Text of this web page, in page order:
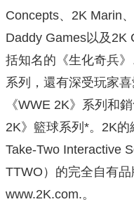
Concepts、2K Marin
Daddy Games以及2K
括知名的《生化奇兵
系列，還有深受玩家
《WWE 2K》系列和
2K》籃球系列*。2K
Take-Two Interactive
TTWO）的完全自有
www.2K.com.。